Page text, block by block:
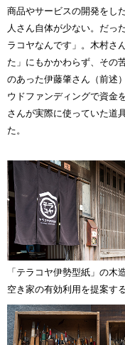
商品やサービスの開発をし
人さん自体が少ない。だっ
ラコヤなんです」。木村さ
た」にもかかわらず、その
のあった伊藤肇さん（前述
ウドファンディングで資金
さんが実際に使っていた道
た。
「テラコヤ伊勢型紙」の木
空き家の有効利用を提案す